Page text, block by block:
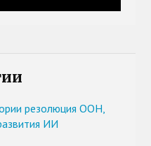
резолюция ООН,
ИИ